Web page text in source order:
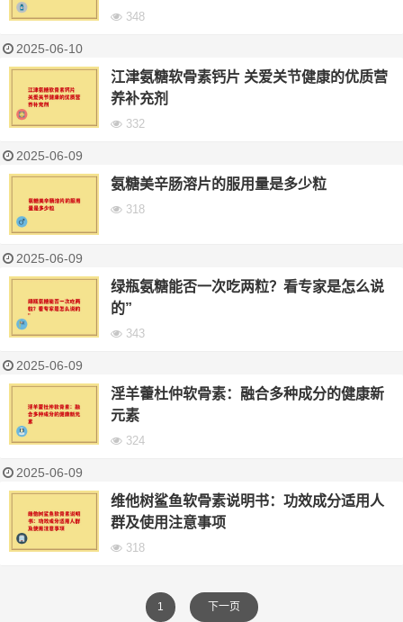
348
2025-06-10
江津氨糖软骨素钙片 关爱关节健康的优质营
养补充剂
332
2025-06-09
氨糖美辛肠溶片的服用量是多少粒
318
2025-06-09
绿瓶氨糖能否一次吃两粒？看专家是怎么说
的”
343
2025-06-09
淫羊藿杜仲软骨素：融合多种成分的健康新
元素
324
2025-06-09
维他树鲨鱼软骨素说明书：功效成分适用人
群及使用注意事项
318
1 下一页